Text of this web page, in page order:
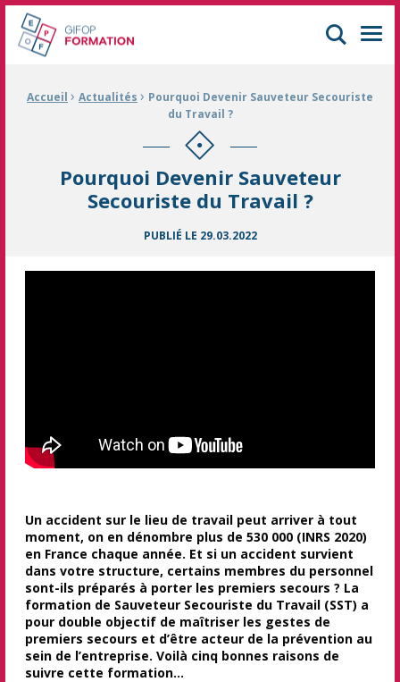
GIFOP Formation Centre de formation continue à Mulhouse
Fil d'Ariane :
Accueil › Actualités › Pourquoi Devenir Sauveteur Secouriste
du Travail ?
Pourquoi Devenir Sauveteur
Secouriste du Travail ?
PUBLIÉ LE 29.03.2022
Un accident sur le lieu de travail peut arriver à tout
moment, on en dénombre plus de 530 000 (INRS 2020)
en France chaque année. Et si un accident survient
dans votre structure, certains membres du personnel
sont-ils préparés à porter les premiers secours ? La
formation de Sauveteur Secouriste du Travail (SST) a
pour double objectif de maîtriser les gestes de
premiers secours et d’être acteur de la prévention au
sein de l’entreprise. Voilà cinq bonnes raisons de
suivre cette formation…